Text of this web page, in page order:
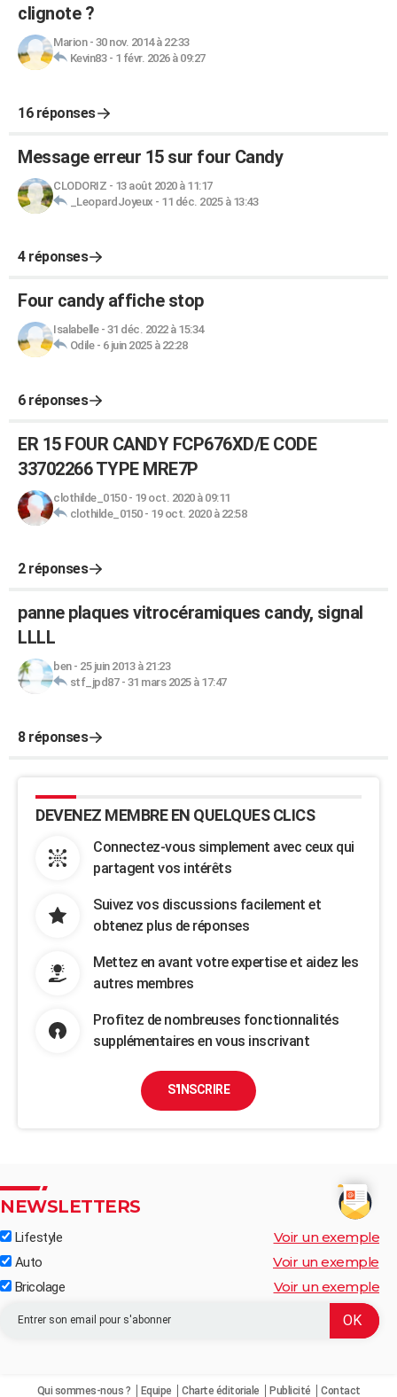
clignote ?
Marion- 30 nov. 2014 à 22:33
Kevin83- 1 févr. 2026 à 09:27
16 réponses
Message erreur 15 sur four Candy
CLODORIZ - 13 août 2020 à 11:17
_LeopardJoyeux - 11 déc. 2025 à 13:43
4 réponses
Four candy affiche stop
Isalabelle- 31 déc. 2022 à 15:34
Odile- 6 juin 2025 à 22:28
6 réponses
ER 15 FOUR CANDY FCP676XD/E CODE
33702266 TYPE MRE7P
clothilde_0150- 19 oct. 2020 à 09:11
clothilde_0150- 19 oct. 2020 à 22:58
2 réponses
panne plaques vitrocéramiques candy, signal
LLLL
ben- 25 juin 2013 à 21:23
stf_jpd87- 31 mars 2025 à 17:47
8 réponses
DEVENEZ MEMBRE EN QUELQUES CLICS
Connectez-vous simplement avec ceux qui
partagent vos intérêts
Suivez vos discussions facilement et
obtenez plus de réponses
Mettez en avant votre expertise et aidez les
autres membres
Profitez de nombreuses fonctionnalités
supplémentaires en vous inscrivant
S'INSCRIRE
NEWSLETTERS
Lifestyle Voir un exemple
Auto Voir un exemple
Bricolage Voir un exemple
Qui sommes-nous ? Equipe Charte éditoriale Publicité Contact